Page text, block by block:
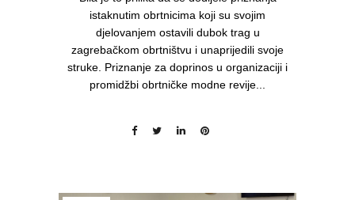
istaknutim obrtnicima koji su svojim
djelovanjem ostavili dubok trag u
zagrebačkom obrtništvu i unaprijedili svoje
struke. Priznanje za doprinos u organizaciji i
promidžbi obrtničke modne revije...